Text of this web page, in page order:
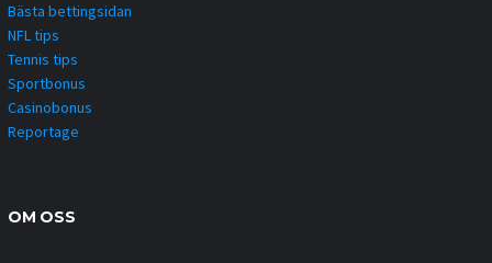
Bästa bettingsidan
NFL tips
Tennis tips
Sportbonus
Casinobonus
Reportage
OM OSS